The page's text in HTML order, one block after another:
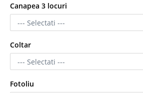
Canapea 3 locuri
Coltar
Fotoliu